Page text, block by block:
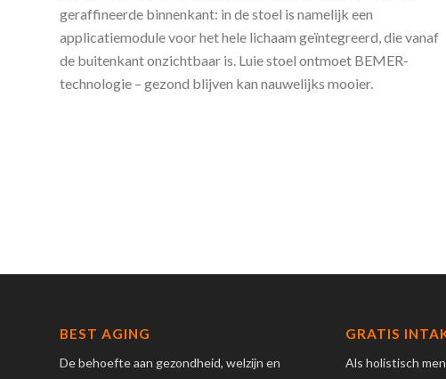
geraffineerde binnenkant: in de stoel is namelijk een
applicatiemodule voor het hele lichaam geïntegreerd, die vanaf
de buitenkant onzichtbaar is. Luie stoel ontmoet BEMER-
technologie – gezond blijven kan nauwelijks mooier.
BEST AGING
De behoefte aan gezondheid, welzijn en
GRATIS
Als holistisch